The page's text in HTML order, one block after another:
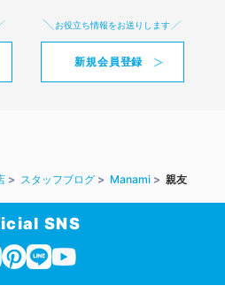
お役立ち情報をお送りします
新規会員登録
スタッフブログ Manami 親友
SNS